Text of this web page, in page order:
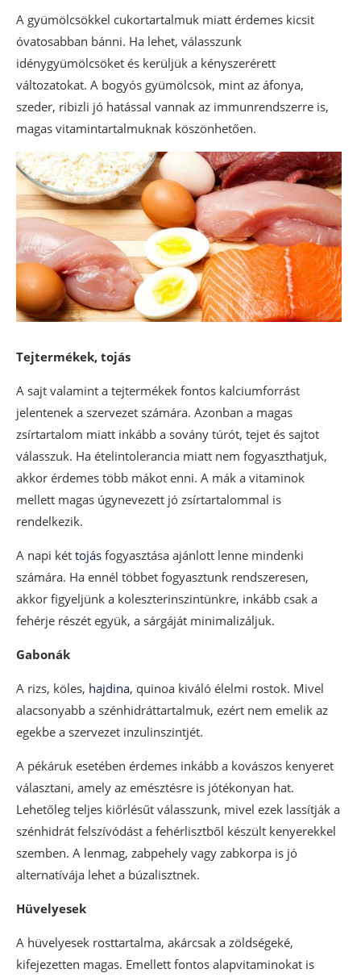
A gyümölcsökkel cukortartalmuk miatt érdemes kicsit
óvatosabban bánni. Ha lehet, válasszunk
idénygyümölcsöket és kerüljük a kényszerérett
változatokat. A bogyós gyümölcsök, mint az áfonya,
szeder, ribizli jó hatással vannak az immunrendszerre is,
magas vitamintartalmuknak köszönhetően.
Tejtermékek, tojás
A sajt valamint a tejtermékek fontos kalciumforrást
jelentenek a szervezet számára. Azonban a magas
zsírtartalom miatt inkább a sovány túrót, tejet és sajtot
válasszuk. Ha ételintolerancia miatt nem fogyaszthatjuk,
akkor érdemes több mákot enni. A mák a vitaminok
mellett magas úgynevezett jó zsírtartalommal is
rendelkezik.
A napi két tojás fogyasztása ajánlott lenne mindenki
számára. Ha ennél többet fogyasztunk rendszeresen,
akkor figyeljünk a koleszterinszintünkre, inkább csak a
fehérje részét együk, a sárgáját minimalizáljuk.
Gabonák
A rizs, köles, hajdina, quinoa kiváló élelmi rostok. Mivel
alacsonyabb a szénhidráttartalmuk, ezért nem emelik az
egekbe a szervezet inzulinszintjét.
A pékáruk esetében érdemes inkább a kovászos kenyeret
választani, amely az emésztésre is jótékonyan hat.
Lehetőleg teljes kiőrlésűt válasszunk, mivel ezek lassítják a
szénhidrát felszívódást a fehérlisztből készült kenyerekkel
szemben. A lenmag, zabpehely vagy zabkorpa is jó
alternatívája lehet a búzalisztnek.
Hüvelyesek
A hüvelyesek rosttartalma, akárcsak a zöldségeké,
kifejezetten magas. Emellett fontos alapvitaminokat is